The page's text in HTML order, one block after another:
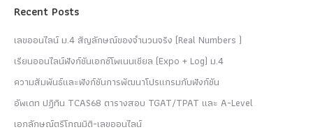
Recent Posts
เลขออนไลน์ ม.4 สัญลักษณ์ของจำนวนจริง (Real Numbers )
เรียนออนไลน์ฟังก์ชันเอกซ์โพเนนเชียล (Expo + Log) ม.4
ความสัมพันธ์และฟังก์ชันการพัฒนาโปรแกรมกับฟังก์ชัน
อัพเดท ปฏิทิน TCAS68 ตารางสอบ TGAT/TPAT และ A-Level
เอกลักษณ์ตรีโกณมิติ-เลขออนไลน์